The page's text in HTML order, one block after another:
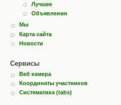
Лучшее
Объявления
Мы
Карта сайта
Новости
Сервисы
Веб камера
Координаты участников
Систематика (tabs)